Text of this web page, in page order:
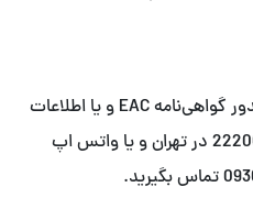
در صورت نیاز به صدور گواهی‌نامه EAC و یا اطلاعات
تکمیلی، با ما با شماره تلفن 22200500 در تهران و یا واتس اپ